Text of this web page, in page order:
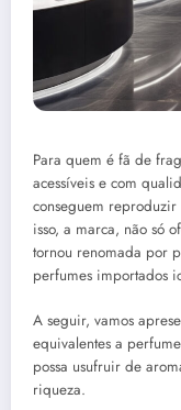
Para quem é fã de
acessíveis e com
conseguem
isso, a marca, não só
tornou renomada por
perfumes importados
A seguir, vamos
equivalentes a
possa usufruir de
riqueza.